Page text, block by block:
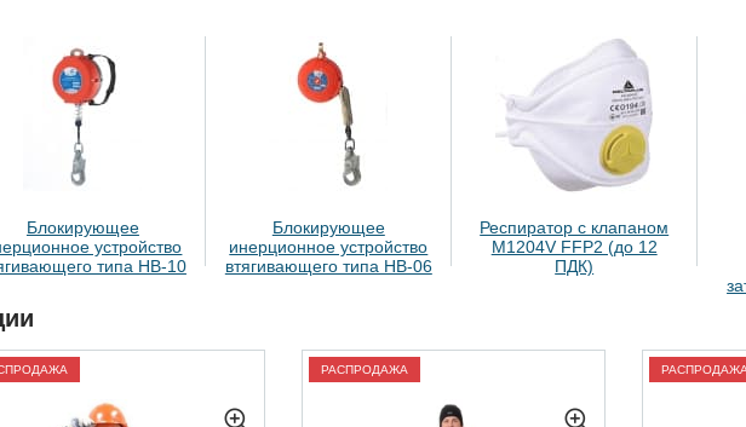
Блокирующее
устройство
типа НВ-10
Блокирующее
инерционное устройство
втягивающего типа НВ-06
Респиратор с клапаном
M1204V FFP2 (до 12
ПДК)
РАСПРОДАЖА РАСПРОДАЖА